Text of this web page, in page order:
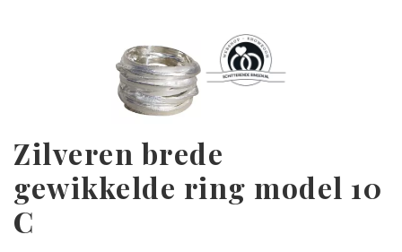
Zilveren brede
gewikkelde ring model 10
C